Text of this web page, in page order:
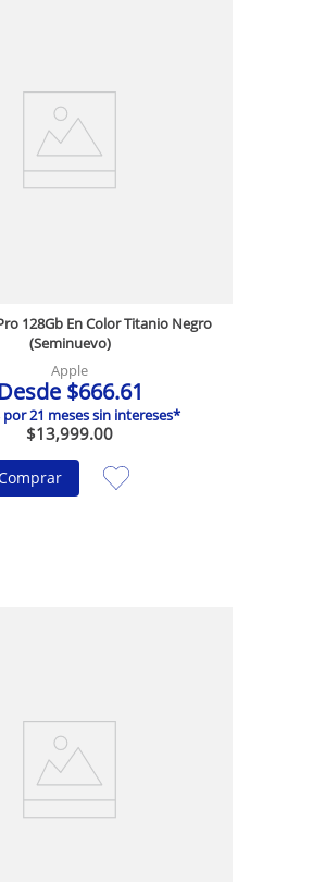
128Gb En Color Titanio Negro
(Seminuevo)
Apple
Desde $666.61
por21 meses sin intereses*
$13,999.00